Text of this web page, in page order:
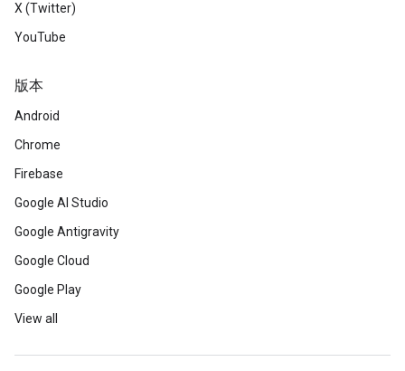
X (Twitter)
YouTube
版本
Android
Chrome
Firebase
Google AI Studio
Google Antigravity
Google Cloud
Google Play
View all